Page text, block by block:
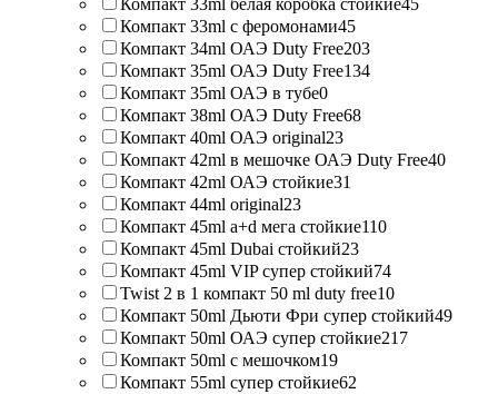
Компакт 33ml белая коробка стойкие45
Компакт 33ml с феромонами45
Компакт 34ml ОАЭ Duty Free203
Компакт 35ml ОАЭ Duty Free134
Компакт 35ml ОАЭ в тубе0
Компакт 38ml ОАЭ Duty Free68
Компакт 40ml ОАЭ original23
Компакт 42ml в мешочке ОАЭ Duty Free40
Компакт 42ml ОАЭ стойкие31
Компакт 44ml original23
Компакт 45ml a+d мега стойкие110
Компакт 45ml Dubai стойкий23
Компакт 45ml VIP супер стойкий74
Twist 2 в 1 компакт 50 ml duty free10
Компакт 50ml Дьюти Фри супер стойкий49
Компакт 50ml ОАЭ супер стойкие217
Компакт 50ml с мешочком19
Компакт 55ml супер стойкие62